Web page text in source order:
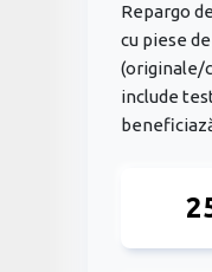
Repargo
cu piese
(originale/
include